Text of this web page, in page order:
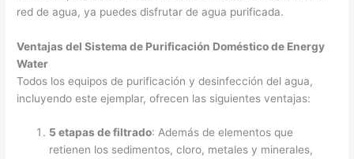
red de agua, ya puedes disfrutar de agua purificada.
Ventajas del Sistema de Purificación Doméstico de Energy
Water
Todos los equipos de purificación y desinfección del agua,
incluyendo este ejemplar, ofrecen las siguientes ventajas:
5 etapas de filtrado: Además de elementos que
retienen los sedimentos, cloro, metales y minerales,